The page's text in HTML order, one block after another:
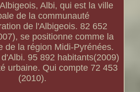
Albi, qui est la ville
de la communauté
de l'Albigeois. 82 652
se positionne comme la
de la région Midi-Pyrénées.
95 892 habitants(2009)
urbaine. Qui compte 72 453
(2010).